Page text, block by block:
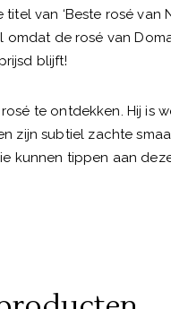
van ‘Beste rosé van
omdat de rosé van
blijft!
te ontdekken. Hij is
zijn subtiel zachte
kunnen tippen aan